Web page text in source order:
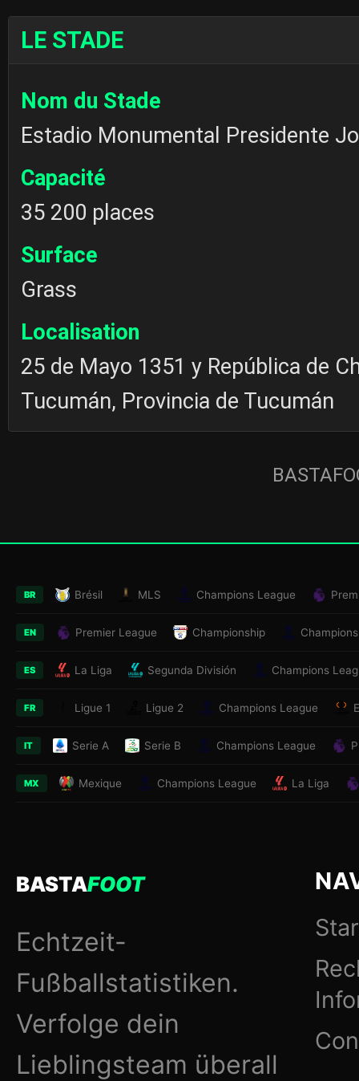
LE STADE
Nom du Stade
Estadio Monumental Presidente
Capacité
35 200 places
Surface
Grass
Localisation
25 de Mayo 1351 y República de
Tucumán, Provincia de Tucumán
BR Brésil MLS Champions League
EN Premier League Championship
ES La Liga Segunda División Champions
FR Ligue 1 Ligue 2 Champions League
IT Serie A Serie B Champions League
MX Mexique Champions League La Liga
BASTAFOOT
Echtzeit-
Fußballstatistiken.
Verfolge dein
Lieblingsteam überall